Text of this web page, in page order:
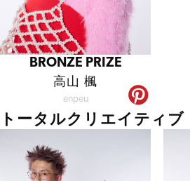
BRONZE PRIZE
高山 楓
enpeu
トータルクリエイティブ